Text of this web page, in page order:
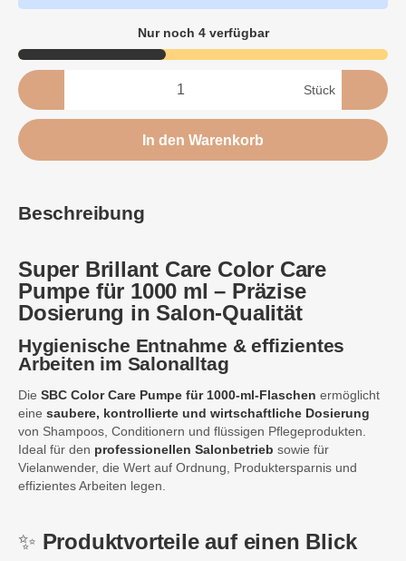
Nur noch 4 verfügbar
Stück
In den Warenkorb
Beschreibung
Super Brillant Care Color Care
Pumpe für 1000 ml – Präzise
Dosierung in Salon-Qualität
Hygienische Entnahme & effizientes
Arbeiten im Salonalltag
Die SBC Color Care Pumpe für 1000-ml-Flaschen ermöglicht
eine saubere, kontrollierte und wirtschaftliche Dosierung
von Shampoos, Conditionern und flüssigen Pflegeprodukten.
Ideal für den professionellen Salonbetrieb sowie für
Vielanwender, die Wert auf Ordnung, Produktersparnis und
effizientes Arbeiten legen.
✨ Produktvorteile auf einen Blick